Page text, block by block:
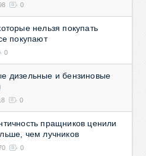
0
нельзя покупать
покупают
0
дизельные и бензиновые
0
пращников ценили
чем лучников
0